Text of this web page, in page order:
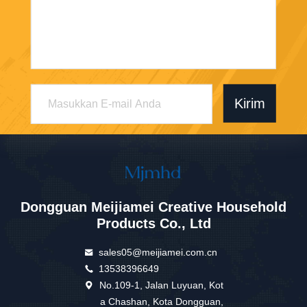
Kirim
Dongguan Meijiamei Creative Household
Products Co., Ltd
sales05@meijiamei.com.cn
13538396649
No.109-1, Jalan Luyuan, Kot
a Chashan, Kota Dongguan,